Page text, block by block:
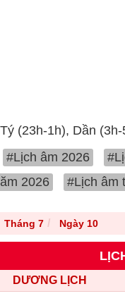
(23h-1h), Dần
#Lịch âm 2026
2026
#Lịch âm
Tháng 7 Ngày 10
DƯƠNG LỊCH